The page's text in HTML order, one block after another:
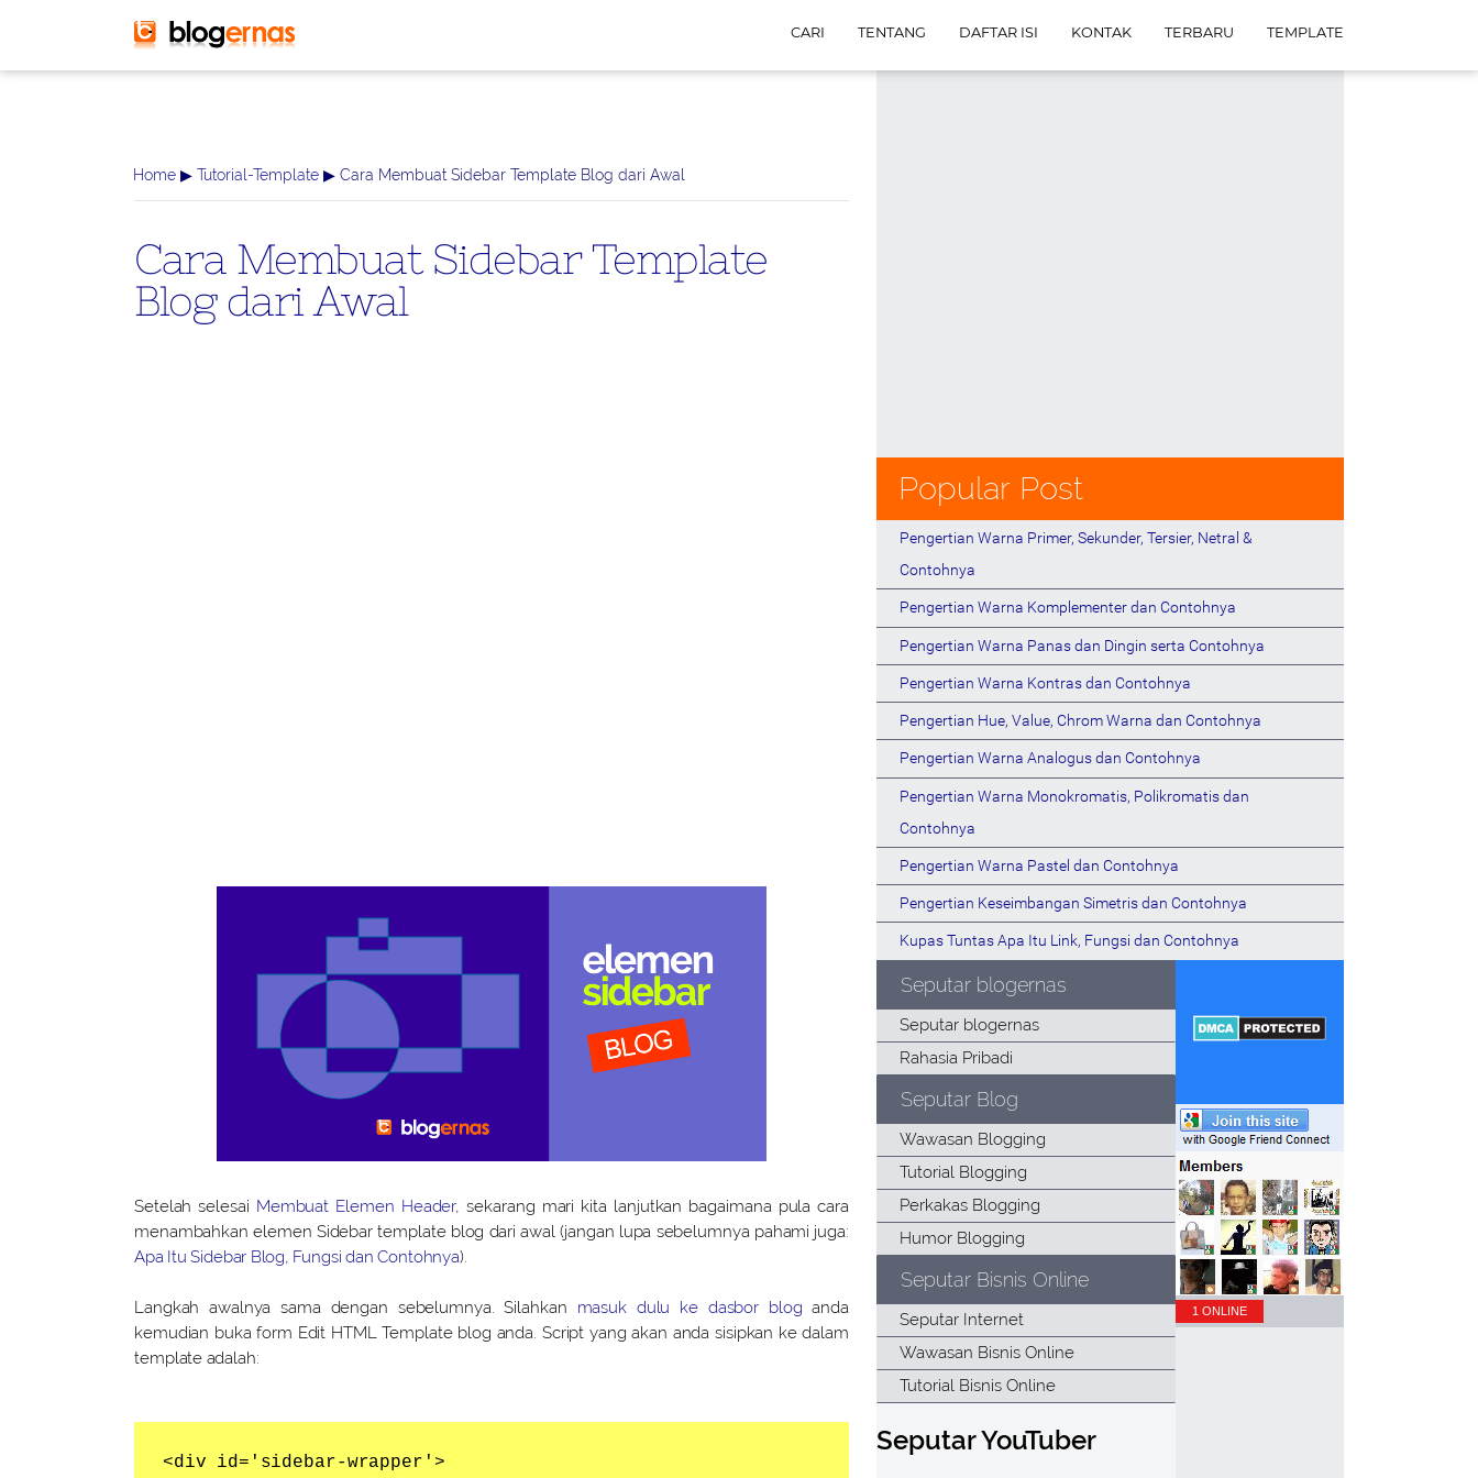
CARI TENTANG DAFTAR ISI KONTAK TERBARU TEMPLATE
Home▶Tutorial-Template▶ Cara Membuat Sidebar Template Blog dari Awal
Cara Membuat Sidebar Template
Blog dari Awal
Setelah selesai Membuat Elemen Header, sekarang mari kita lanjutkan bagaimana pula cara
menambahkan elemen Sidebar template blog dari awal (jangan lupa sebelumnya pahami juga:
Apa Itu Sidebar Blog, Fungsi dan Contohnya).
Langkah awalnya sama dengan sebelumnya. Silahkan masuk dulu ke dasbor blog anda
kemudian buka form Edit HTML Template blog anda. Script yang akan anda sisipkan ke dalam
template adalah:
<div id='sidebar-wrapper'>
Popular Post
Pengertian Warna Primer, Sekunder, Tersier, Netral &
Contohnya
Pengertian Warna Komplementer dan Contohnya
Pengertian Warna Panas dan Dingin serta Contohnya
Pengertian Warna Kontras dan Contohnya
Pengertian Hue, Value, Chrom Warna dan Contohnya
Pengertian Warna Analogus dan Contohnya
Pengertian Warna Monokromatis, Polikromatis dan
Contohnya
Pengertian Warna Pastel dan Contohnya
Pengertian Keseimbangan Simetris dan Contohnya
Kupas Tuntas Apa Itu Link, Fungsi dan Contohnya
Seputar blogernas
Seputar Blog
Seputar Bisnis Online
Seputar YouTuber
1 ONLINE